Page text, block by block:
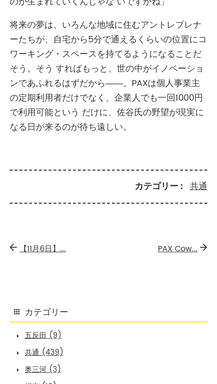
将来の夢は、いろんな地域に住むアントレプレナ
ーたちが、自宅から5分で通えるくらいの位置にコ
ワーキング・スペースを持てるようになることだ
そう。そう すればもっと、世の中がイノベーショ
ンであふれるはずだから――。PAXは個人事業主
の定期利用者だけでなく、企業人でも一回1000円
で利用可能という だけに、佐谷氏の野望が現実に
なる日が来るのが待ち遠しい。
カテゴリー 共通
【11月6日】... PAX Cow...
カテゴリー
五反田 (9)
共通 (439)
奥三河 (3)